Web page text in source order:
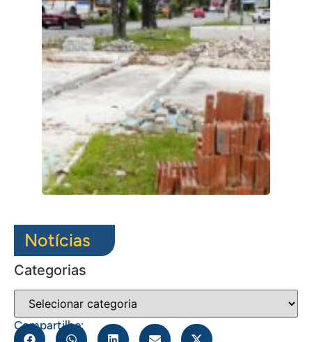
Notícias
Categorias
Compartilhe: